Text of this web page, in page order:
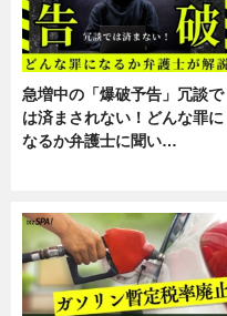
急増中の「爆破予告」冗談で
は済まされない！どんな罪に
なるか弁護士に聞い…